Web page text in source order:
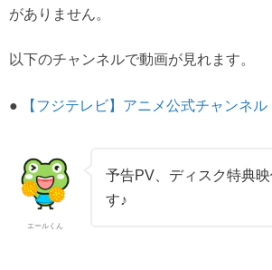
がありません。
以下のチャンネルで動画が見れます。
● 【フジテレビ】アニメ公式チャンネル
エールくん
予告PV、ディスク特典
す♪